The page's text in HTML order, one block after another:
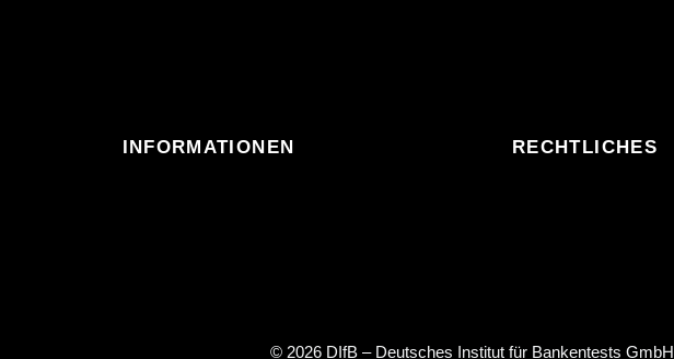
INFORMATIONEN RECHTLICHES
© 2026 DIfB – Deutsches Institut für Bankentests GmbH